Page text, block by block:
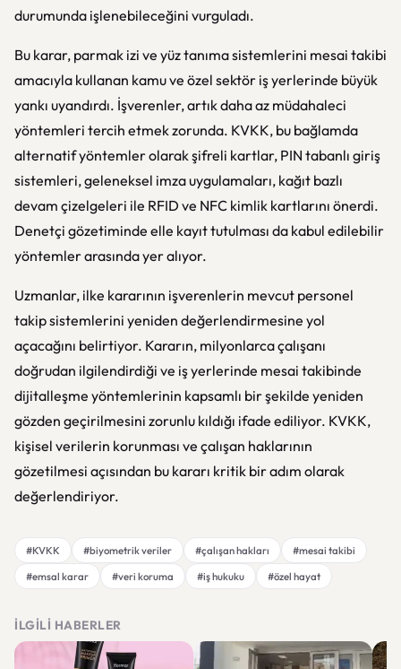
durumunda işlenebileceğini vurguladı.
Bu karar, parmak izi ve yüz tanıma sistemlerini mesai takibi
amacıyla kullanan kamu ve özel sektör iş yerlerinde büyük
yankı uyandırdı. İşverenler, artık daha az müdahaleci
yöntemleri tercih etmek zorunda. KVKK, bu bağlamda
alternatif yöntemler olarak şifreli kartlar, PIN tabanlı giriş
sistemleri, geleneksel imza uygulamaları, kağıt bazlı
devam çizelgeleri ile RFID ve NFC kimlik kartlarını önerdi.
Denetçi gözetiminde elle kayıt tutulması da kabul edilebilir
yöntemler arasında yer alıyor.
Uzmanlar, ilke kararının işverenlerin mevcut personel
takip sistemlerini yeniden değerlendirmesine yol
açacağını belirtiyor. Kararın, milyonlarca çalışanı
doğrudan ilgilendirdiği ve iş yerlerinde mesai takibinde
dijitalleşme yöntemlerinin kapsamlı bir şekilde yeniden
gözden geçirilmesini zorunlu kıldığı ifade ediliyor. KVKK,
kişisel verilerin korunması ve çalışan haklarının
gözetilmesi açısından bu kararı kritik bir adım olarak
değerlendiriyor.
#KVKK #biyometrik veriler #çalışan hakları
#mesai takibi
#emsal karar
#veri koruma #iş hukuku #özel hayat
İLGILI HABERLER